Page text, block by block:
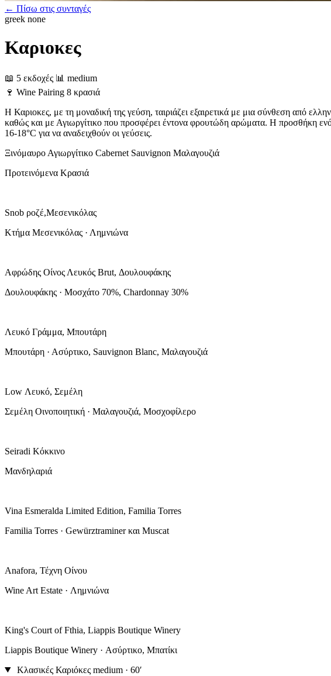
← Πίσω στις συνταγές
greek none
Καριοκες
📖 5 εκδοχές 📊 medium
🍷 Wine Pairing 8 κρασιά
Η Καριοκες, με τη μοναδική της γεύση, ταιριάζει εξαιρετικά με μια σύνθεση από
καθώς και με Αγιωργίτικο που προσφέρει έντονα φρουτώδη αρώματα. Η προσθήκη
16-18°C για να αναδειχθούν οι γεύσεις.
Ξινόμαυρο Αγιωργίτικο Cabernet Sauvignon Μαλαγουζιά
Προτεινόμενα Κρασιά
Snob ροζέ,Μεσενικόλας
Κτήμα Μεσενικόλας · Λημνιώνα
Αφρώδης Οίνος Λευκός Brut, Δουλουφάκης
Δουλουφάκης · Μοσχάτο 70%, Chardonnay 30%
Λευκό Γράμμα, Μπουτάρη
Μπουτάρη · Ασύρτικο, Sauvignon Blanc, Μαλαγουζιά
Low Λευκό, Σεμέλη
Σεμέλη Οινοποιητική · Μαλαγουζιά, Μοσχοφίλερο
Seiradi Κόκκινο
Μανδηλαριά
Vina Esmeralda Limited Edition, Familia Torres
Familia Torres · Gewürztraminer και Muscat
Anafora, Τέχνη Οίνου
Wine Art Estate · Λημνιώνα
King's Court of Fthia, Liappis Boutique Winery
Liappis Boutique Winery · Ασύρτικο, Μπατίκι
Κλασικές Καριόκες medium · 60′